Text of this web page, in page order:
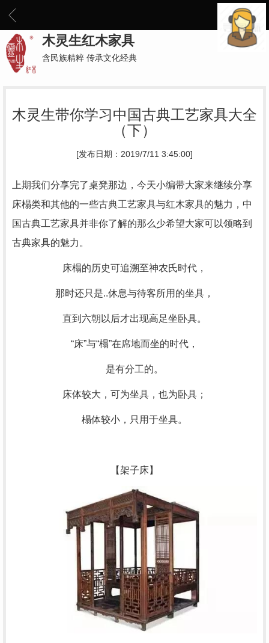
木灵生红木家具
含民族精粹 传承文化经典
木灵生带你学习中国古典工艺家具大全
（下）
[发布日期：2019/7/11 3:45:00]
上期我们分享完了桌凳那边，今天小编带大家来继续分享
床榻类和其他的一些古典工艺家具与红木家具的魅力，中
国古典工艺家具并非你了解的那么少希望大家可以领略到
古典家具的魅力。
床榻的历史可追溯至神农氏时代，
那时还只是..休息与待客所用的坐具，
直到六朝以后才出现高足坐卧具。
“床”与“榻”在席地而坐的时代，
是有分工的。
床体较大，可为坐具，也为卧具；
榻体较小，只用于坐具。
【架子床】